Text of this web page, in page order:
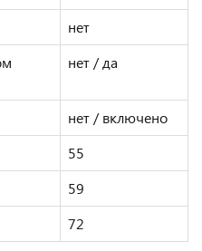
нет
нет / да
нет / включено
55
59
72